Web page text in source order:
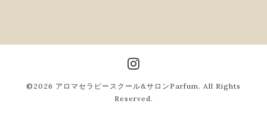
©2026 アロマセラピースクール&サロンParfum . All Rights
Reserved.